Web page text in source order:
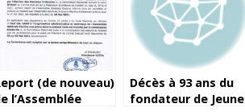
(de nouveau)
l’Assemblée
Décès à 93 ans du
fondateur de Jeune